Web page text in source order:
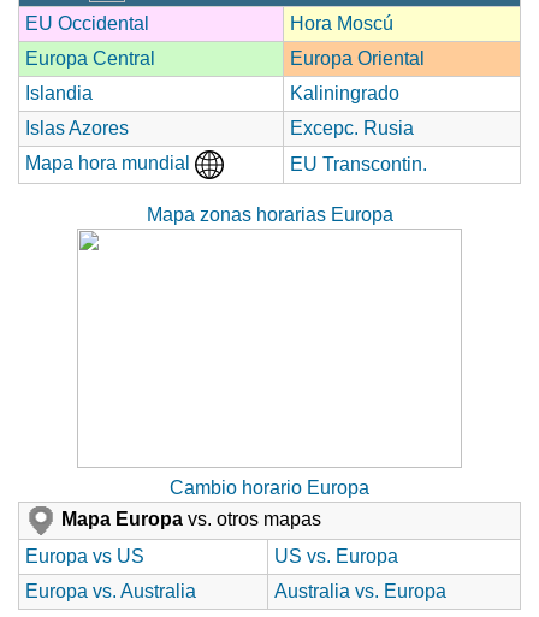
EU Occidental
Hora Moscú
Europa Central
Europa Oriental
Islandia
Kaliningrado
Islas Azores
Excepc. Rusia
Mapa hora mundial
EU Transcontin.
Mapa zonas horarias Europa
Cambio horario Europa
Mapa Europa vs. otros mapas
Europa vs US
US vs. Europa
Europa vs. Australia
Australia vs. Europa